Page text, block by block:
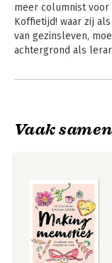
meer columnist
Koffietijd! waar zij
van gezinsleven,
achtergrond als
Vaak